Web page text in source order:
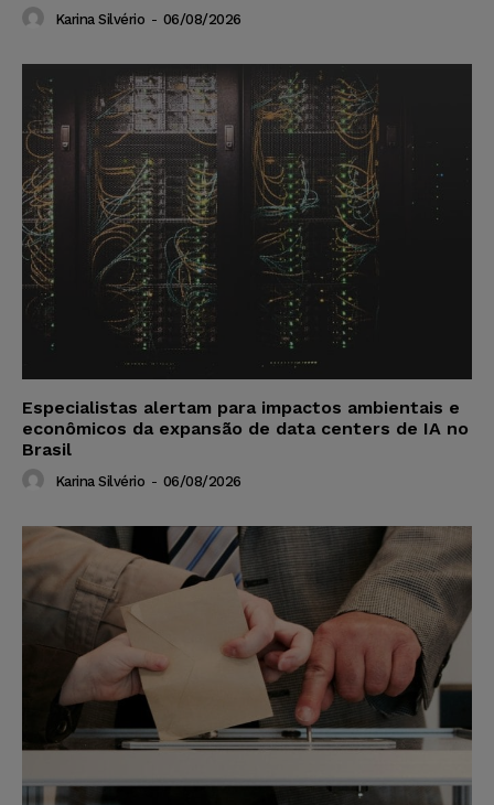
Karina Silvério - 06/08/2026
Especialistas alertam para impactos ambientais e
econômicos da expansão de data centers de IA no
Brasil
Karina Silvério - 06/08/2026